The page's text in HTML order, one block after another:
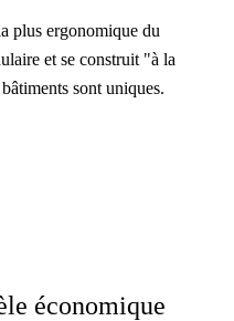
plus ergonomique du
et se construit "à la
sont uniques.
économique